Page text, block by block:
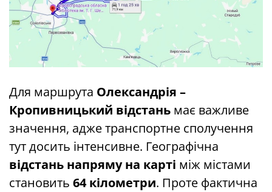
Для маршрута Олександрія –
Кропивницький відстань має важливе
значення, адже транспортне сполучення
тут досить інтенсивне. Географічна
відстань напряму на карті між містами
становить 64 кілометри. Проте фактична